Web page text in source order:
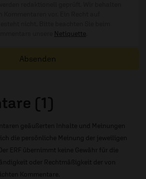
Netiquette
Absenden
(1)
geäußerten Inhalte und Meinungen
die persönliche Meinung der jeweiligen
ERF übernimmt keine Gewähr für die
oder Rechtmäßigkeit der von
Kommentare.